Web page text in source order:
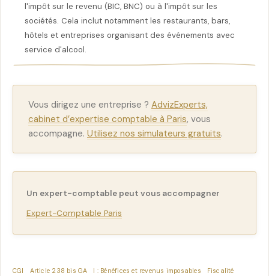
l'impôt sur le revenu (BIC, BNC) ou à l'impôt sur les
sociétés. Cela inclut notamment les restaurants, bars,
hôtels et entreprises organisant des événements avec
service d'alcool.
Vous dirigez une entreprise ? AdvizExperts,
cabinet d’expertise comptable à Paris, vous
accompagne. Utilisez nos simulateurs gratuits.
Un expert-comptable peut vous accompagner
Expert-Comptable Paris
CGI Article 238 bis GA I : Bénéfices et revenus imposables
Fiscalité